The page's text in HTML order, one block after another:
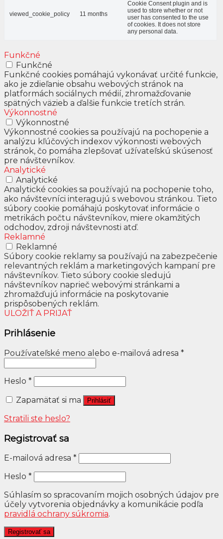
viewed_cookie_policy 11 months
Cookie Consent plugin and is
used to store whether or not
user has consented to the use
of cookies. It does not store
any personal data.
Funkčné
Funkčné
Funkčné cookies pomáhajú vykonávať určité funkcie,
ako je zdieľanie obsahu webových stránok na
platformách sociálnych médií, zhromažďovanie
spätných väzieb a ďalšie funkcie tretích strán.
Výkonnostné
Výkonnostné
Výkonnostné cookies sa používajú na pochopenie a
analýzu kľúčových indexov výkonnosti webových
stránok, čo pomáha zlepšovať užívateľskú skúsenosť
pre návštevníkov.
Analytické
Analytické
Analytické cookies sa používajú na pochopenie toho,
ako návštevníci interagujú s webovou stránkou. Tieto
súbory cookie pomáhajú poskytovať informácie o
metrikách počtu návštevníkov, miere okamžitých
odchodov, zdroji návštevnosti atď.
Reklamné
Reklamné
Súbory cookie reklamy sa používajú na zabezpečenie
relevantných reklám a marketingových kampaní pre
návštevníkov. Tieto súbory cookie sledujú
návštevníkov naprieč webovými stránkami a
zhromažďujú informácie na poskytovanie
prispôsobených reklám.
ULOŽIŤ A PRIJAŤ
Prihlásenie
Používateľské meno alebo e-mailová adresa *
Heslo *
Zapamätať si ma
Prihlásiť
Stratili ste heslo?
Registrovať sa
E-mailová adresa *
Heslo *
Súhlasím so spracovaním mojich osobných údajov pre
účely vytvorenia objednávky a komunikácie podľa
pravidlá ochrany súkromia.
Registrovať sa